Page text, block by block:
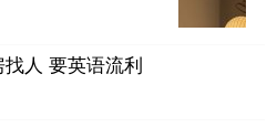
人 要英语流利